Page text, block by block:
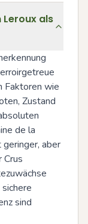
Leroux als
Faktoren wie
Zustand
de la
aber
Crus
sind